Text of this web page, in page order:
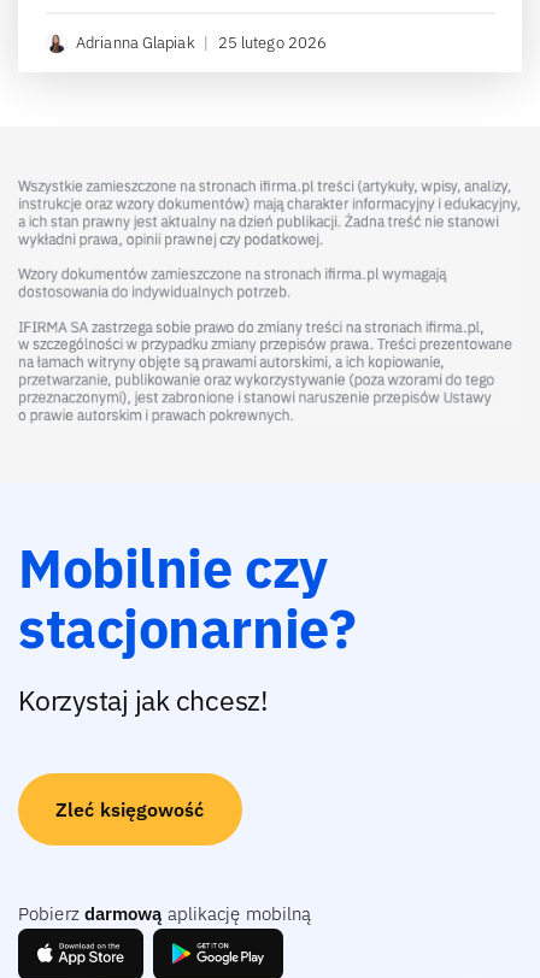
Adrianna Glapiak | 25 lutego 2026
Mobilnie czy
stacjonarnie?
Korzystaj jak chcesz!
Zleć księgowość
Pobierz darmową aplikację mobilną